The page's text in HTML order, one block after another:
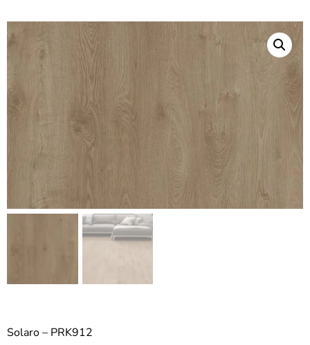
Solaro – PRK912